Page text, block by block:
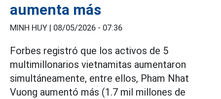
aumenta más
MINH HUY | 08/05/2026 - 07:36
Forbes registró que los activos de 5
multimillonarios vietnamitas aumentaron
simultáneamente, entre ellos, Pham Nhat
Vuong aumentó más (1.7 mil millones de